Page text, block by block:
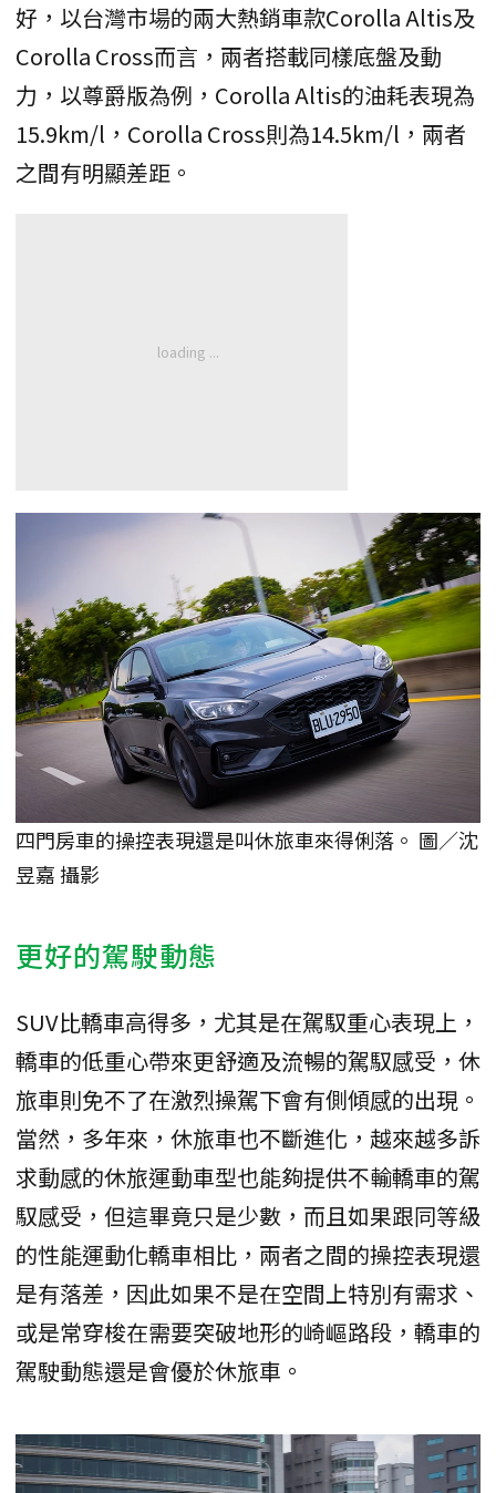
好，以台灣市場的兩大熱銷車款Corolla Altis及
Corolla Cross而言，兩者搭載同樣底盤及動
力，以尊爵版為例，Corolla Altis的油耗表現為
15.9km/l，Corolla Cross則為14.5km/l，兩者
之間有明顯差距。
四門房車的操控表現還是叫休旅車來得俐落。 圖／沈
昱嘉 攝影
更好的駕駛動態
SUV比轎車高得多，尤其是在駕馭重心表現上，
轎車的低重心帶來更舒適及流暢的駕馭感受，休
旅車則免不了在激烈操駕下會有側傾感的出現。
當然，多年來，休旅車也不斷進化，越來越多訴
求動感的休旅運動車型也能夠提供不輸轎車的駕
馭感受，但這畢竟只是少數，而且如果跟同等級
的性能運動化轎車相比，兩者之間的操控表現還
是有落差，因此如果不是在空間上特別有需求、
或是常穿梭在需要突破地形的崎嶇路段，轎車的
駕駛動態還是會優於休旅車。